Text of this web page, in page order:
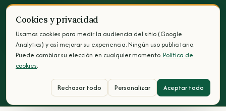
Recibe el apoyo que mereces
Acceso anticipado · Junto a médicos · Evaluación clínica 2026
Cookies y privacidad
Usamos cookies para medir la audiencia del sitio (Google
Analytics) y así mejorar su experiencia. Ningún uso publicitario.
Puede cambiar su elección en cualquier momento.Política de
cookies.
Rechazar todo Personalizar Aceptar todo